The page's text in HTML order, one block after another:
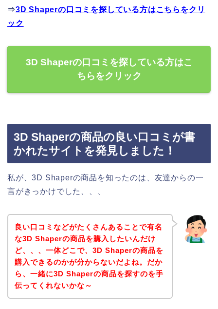
⇒3D Shaperの口コミを探している方はこちらをクリ
ック
3D Shaperの口コミを探している方はこ
ちらをクリック
3D Shaperの商品の良い口コミが書
かれたサイトを発見しました！
私が、3D Shaperの商品を知ったのは、友達からの一
言がきっかけでした、、、
良い口コミなどがたくさんあることで有名
な3D Shaperの商品を購入したいんだけ
ど、、、一体どこで、3D Shaperの商品を
購入できるのかが分からないだよね。だか
ら、一緒に3D Shaperの商品を探すのを手
伝ってくれないかな～